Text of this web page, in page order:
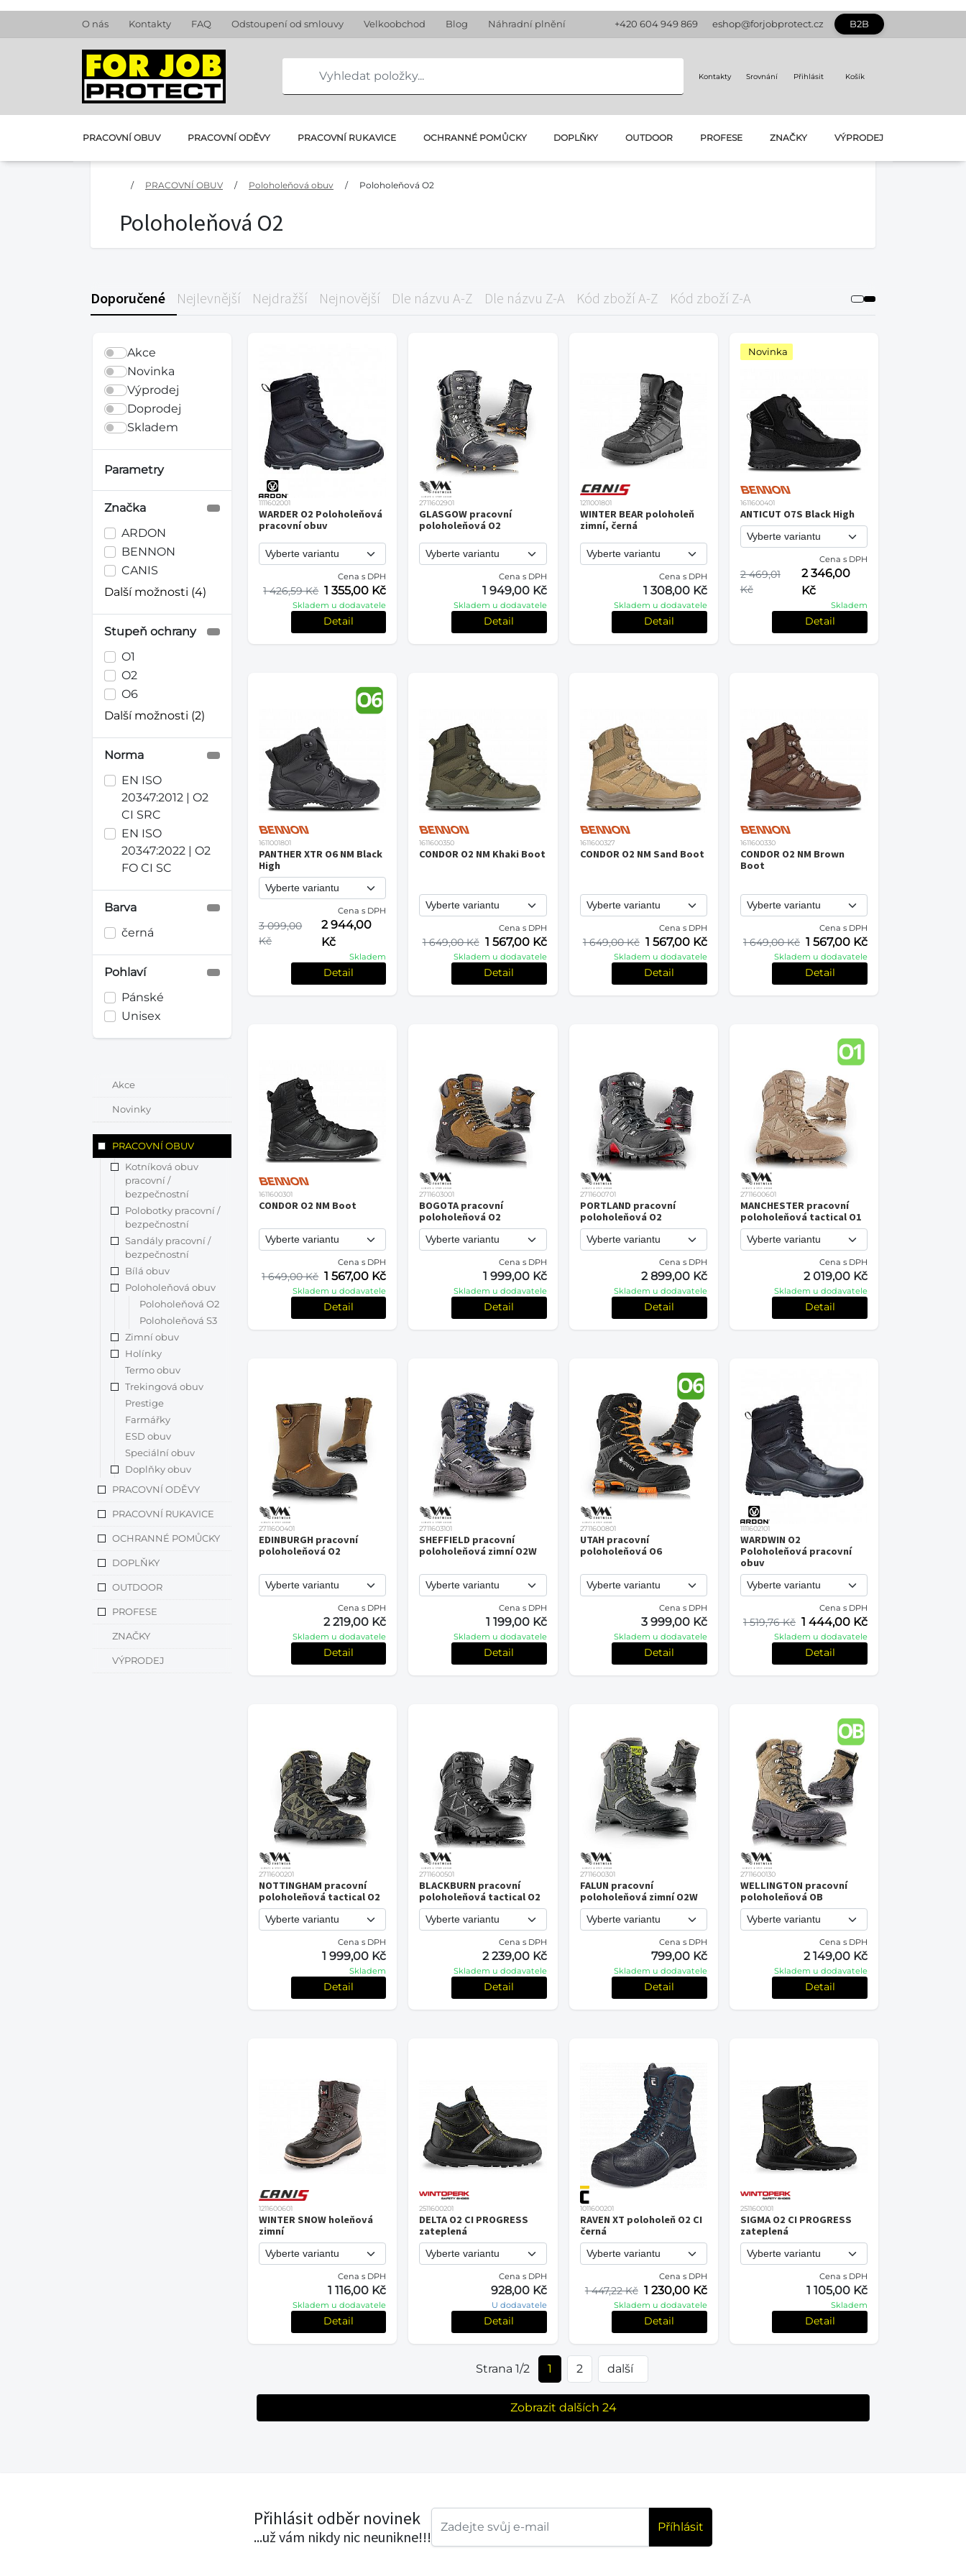
O nás Kontakty FAQ Odstoupení od smlouvy Velkoobchod Blog Náhradní plnění +420 604 949 869 eshop@forjobprotect.cz B2B
Kontakty Srovnání Přihlásit Košík
PRACOVNÍ OBUV PRACOVNÍ ODĚVY PRACOVNÍ RUKAVICE OCHRANNÉ POMŮCKY DOPLŇKY OUTDOOR PROFESE ZNAČKY VÝPRODEJ
/ PRACOVNÍ OBUV / Poloholeňová obuv / Poloholeňová O2
Poloholeňová O2
Doporučené Nejlevnější Nejdražší Nejnovější Dle názvu A-Z Dle názvu Z-A Kód zboží A-Z Kód zboží Z-A
Akce
Novinka
Výprodej
Doprodej
Skladem
Parametry
Značka
ARDON
BENNON
CANIS
Další možnosti (4)
Stupeň ochrany
O1
O2
O6
Další možnosti (2)
Norma
EN ISO
20347:2012 | O2
CI SRC
EN ISO
20347:2022 | O2
FO CI SC
Barva
černá
Pohlaví
Pánské
Unisex
Akce
Novinky
PRACOVNÍ OBUV
Kotníková obuv
pracovní /
bezpečnostní
Polobotky pracovní /
bezpečnostní
Sandály pracovní /
bezpečnostní
Bílá obuv
Poloholeňová obuv
Poloholeňová O2
Poloholeňová S3
Zimní obuv
Holínky
Termo obuv
Trekingová obuv
Prestige
Farmářky
ESD obuv
Speciální obuv
Doplňky obuv
PRACOVNÍ ODĚVY
PRACOVNÍ RUKAVICE
OCHRANNÉ POMŮCKY
DOPLŇKY
OUTDOOR
PROFESE
ZNAČKY
VÝPRODEJ
1111602001
WARDER O2 Poloholeňová
pracovní obuv
Cena s DPH
1 426,59 Kč 1 355,00 Kč
Skladem u dodavatele
Detail
2711602901
GLASGOW pracovní
poloholeňová O2
Cena s DPH
1 949,00 Kč
Skladem u dodavatele
Detail
1211001801
WINTER BEAR poloholeň
zimní, černá
Cena s DPH
1 308,00 Kč
Skladem u dodavatele
Detail
Novinka
1611600401
ANTICUT O7S Black High
Cena s DPH
2 469,01
Kč
2 346,00
Kč
Skladem
Detail
1611001801
PANTHER XTR O6 NM Black
High
Cena s DPH
3 099,00
Kč
2 944,00
Kč
Skladem
Detail
1611600350
CONDOR O2 NM Khaki Boot
Cena s DPH
1 649,00 Kč 1 567,00 Kč
Skladem u dodavatele
Detail
1611600327
CONDOR O2 NM Sand Boot
Cena s DPH
1 649,00 Kč 1 567,00 Kč
Skladem u dodavatele
Detail
1611600330
CONDOR O2 NM Brown
Boot
Cena s DPH
1 649,00 Kč 1 567,00 Kč
Skladem u dodavatele
Detail
1611600301
CONDOR O2 NM Boot
Cena s DPH
1 649,00 Kč 1 567,00 Kč
Skladem u dodavatele
Detail
2711603001
BOGOTA pracovní
poloholeňová O2
Cena s DPH
1 999,00 Kč
Skladem u dodavatele
Detail
2711600701
PORTLAND pracovní
poloholeňová O2
Cena s DPH
2 899,00 Kč
Skladem u dodavatele
Detail
2711600601
MANCHESTER pracovní
poloholeňová tactical O1
Cena s DPH
2 019,00 Kč
Skladem u dodavatele
Detail
2711600401
EDINBURGH pracovní
poloholeňová O2
Cena s DPH
2 219,00 Kč
Skladem u dodavatele
Detail
2711603101
SHEFFIELD pracovní
poloholeňová zimní O2W
Cena s DPH
1 199,00 Kč
Skladem u dodavatele
Detail
2711600801
UTAH pracovní
poloholeňová O6
Cena s DPH
3 999,00 Kč
Skladem u dodavatele
Detail
1111602101
WARDWIN O2
Poloholeňová pracovní
obuv
Cena s DPH
1 519,76 Kč 1 444,00 Kč
Skladem u dodavatele
Detail
2711600201
NOTTINGHAM pracovní
poloholeňová tactical O2
Cena s DPH
1 999,00 Kč
Skladem
Detail
2711600501
BLACKBURN pracovní
poloholeňová tactical O2
Cena s DPH
2 239,00 Kč
Skladem u dodavatele
Detail
2711600301
FALUN pracovní
poloholeňová zimní O2W
Cena s DPH
799,00 Kč
Skladem u dodavatele
Detail
2711600130
WELLINGTON pracovní
poloholeňová OB
Cena s DPH
2 149,00 Kč
Skladem u dodavatele
Detail
1211600601
WINTER SNOW holeňová
zimní
Cena s DPH
1 116,00 Kč
Skladem u dodavatele
Detail
2511600201
DELTA O2 CI PROGRESS
zateplená
Cena s DPH
928,00 Kč
U dodavatele
Detail
1011600201
RAVEN XT poloholeň O2 CI
černá
Cena s DPH
1 447,22 Kč 1 230,00 Kč
Skladem u dodavatele
Detail
2511600101
SIGMA O2 CI PROGRESS
zateplená
Cena s DPH
1 105,00 Kč
Skladem
Detail
Strana 1/2 1 2 další
Zobrazit dalších 24
Přihlásit odběr novinek
...už vám nikdy nic neunikne!!!
Příhlásit